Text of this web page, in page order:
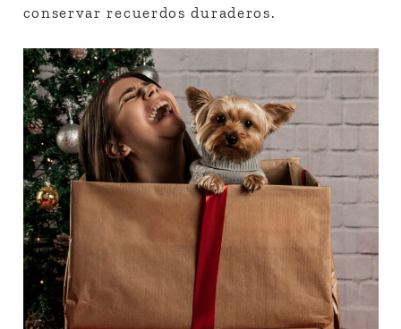
conservar recuerdos duraderos.